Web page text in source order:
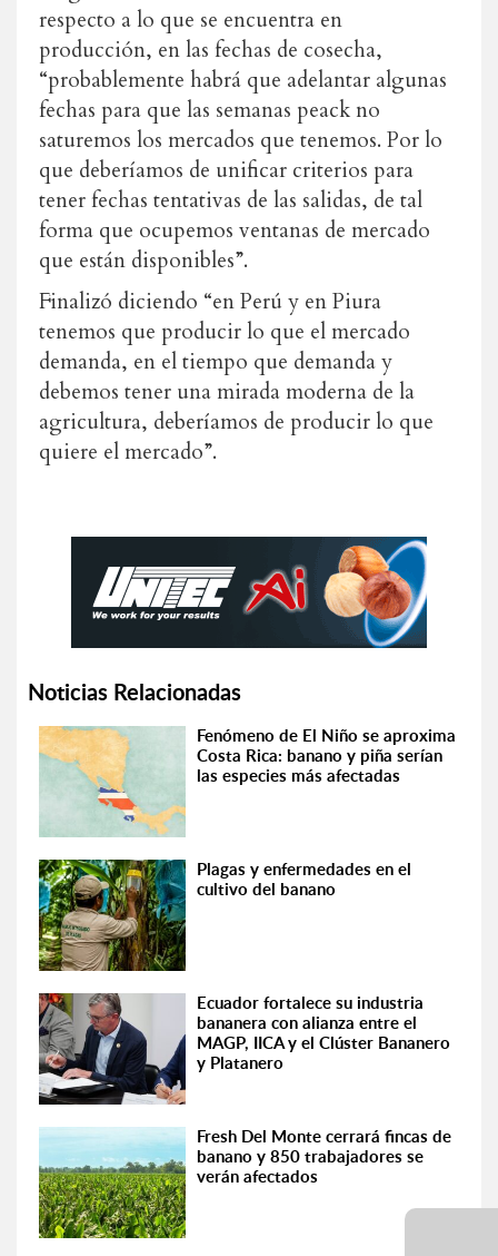
respecto a lo que se encuentra en
producción, en las fechas de cosecha,
“probablemente habrá que adelantar algunas
fechas para que las semanas peack no
saturemos los mercados que tenemos. Por lo
que deberíamos de unificar criterios para
tener fechas tentativas de las salidas, de tal
forma que ocupemos ventanas de mercado
que están disponibles”.
Finalizó diciendo “en Perú y en Piura
tenemos que producir lo que el mercado
demanda, en el tiempo que demanda y
debemos tener una mirada moderna de la
agricultura, deberíamos de producir lo que
quiere el mercado”.
Noticias Relacionadas
Fenómeno de El Niño se aproxima
Costa Rica: banano y piña serían
las especies más afectadas
Plagas y enfermedades en el
cultivo del banano
Ecuador fortalece su industria
bananera con alianza entre el
MAGP, IICA y el Clúster Bananero
y Platanero
Fresh Del Monte cerrará fincas de
banano y 850 trabajadores se
verán afectados